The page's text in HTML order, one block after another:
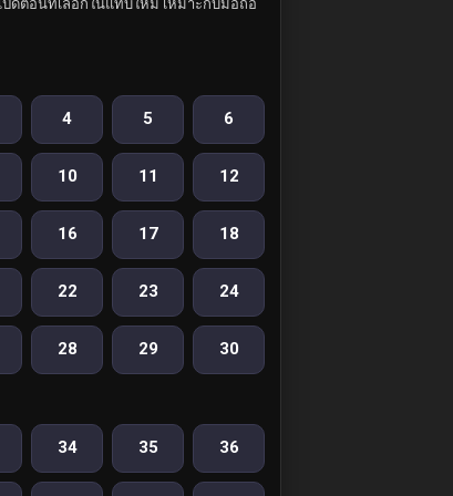
ดตอนที่เลือกในแท็บใหม่ เหมาะกับมือถือ
4 5 6
10 11 12
16 17 18
22 23 24
28 29 30
34 35 36